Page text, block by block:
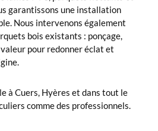
garantissons une installation
Nous intervenons également
bois existants : ponçage,
pour redonner éclat et
à Cuers, Hyères et dans tout le
comme des professionnels.